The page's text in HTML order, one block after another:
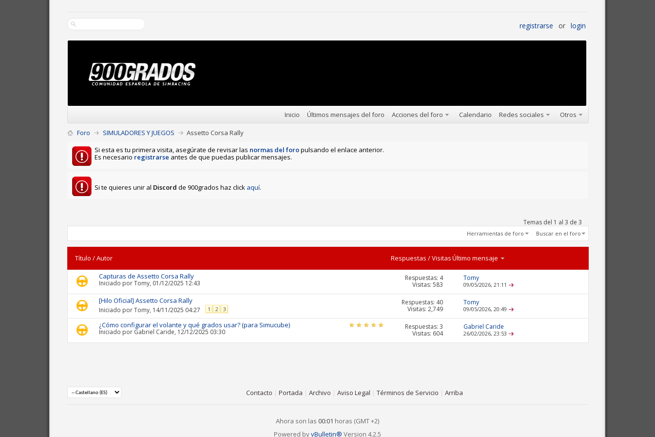
registrarse or login
Inicio Últimos mensajes del foro Acciones del foro Calendario Redes sociales Otros
Foro SIMULADORES Y JUEGOS
Assetto Corsa Rally
Si esta es tu primera visita, asegúrate de revisar las normas del foropulsando el enlace anterior.
Es necesario registrarse antes de que puedas publicar mensajes.
Si te quieres unir al Discord de 900grados haz click aquí.
Temas del 1 al 3 de 3
Herramientas de foro Buscar en el foro
Título /Autor Respuestas /VisitasÚltimo mensaje
Capturas de Assetto Corsa Rally
Iniciado porTomy, 01/12/2025 12:43
Respuestas: 4
Visitas: 583
Tomy
09/05/2026, 21:11
[Hilo Oficial] Assetto Corsa Rally
Iniciado porTomy, 14/11/2025 04:27 1 2 3
Respuestas: 40
Visitas: 2,749
Tomy
09/05/2026, 20:49
¿Cómo configurar el volante y qué grados usar? (para Simucube)
Iniciado por Gabriel Caride, 12/12/2025 03:30
Respuestas:3
Visitas: 604
Gabriel Caride
26/02/2026, 23:53
Contacto | Portada | Archivo | Aviso Legal | Términos de Servicio | Arriba
Ahora son las 00:01 horas (GMT +2)
Powered byvBulletin® Version 4.2.5